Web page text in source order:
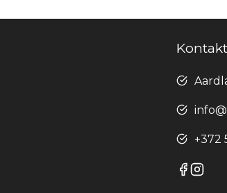
Kontakt
+372